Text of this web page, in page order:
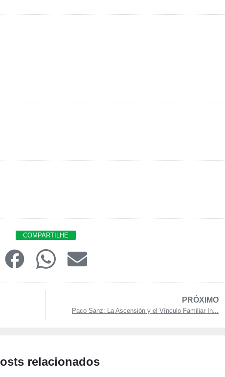
COMPARTILHE
PRÓXIMO
Paco Sanz: La Ascensión y el Vínculo Familiar In...
relacionados